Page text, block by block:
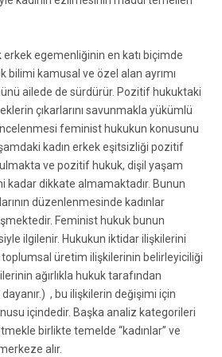
egemenliğinin en katı biçimde
bilimi kamusal ve özel alan ayrımı
ailede de sürdürür. Pozitif hukuktaki
çıkarlarını savunmakla yükümlü
feminist hukukun konusunu
kadın erkek eşitsizliği pozitif
ve pozitif hukuk, dişil yaşam
kadar dikkate almamaktadır. Bunun
düzenlenmesinde kadınlar
Feminist hukuk bunun
ilgilenir. Hukukun iktidar ilişkilerini
toplumsal üretim ilişkilerinin belirleyiciliği
ağırlıkla hukuk tarafından
, bu ilişkilerin değişimi için
içindedir. Başka analiz kategorileri
birlikte temelde “kadınlar” ve
alır.